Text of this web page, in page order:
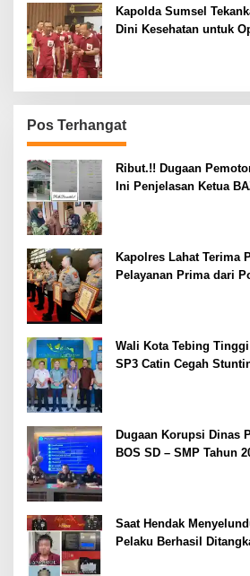
Kapolda Sumsel
Dini Kesehatan untuk
Pos Terhangat
Ribut.!! Dugaan
Ini Penjelasan Ketua
Kapolres Lahat Terima
Pelayanan Prima dari
Wali Kota Tebing
SP3 Catin Cegah
Dugaan Korupsi Dinas
BOS SD – SMP Tahun
Saat Hendak
Pelaku Berhasil